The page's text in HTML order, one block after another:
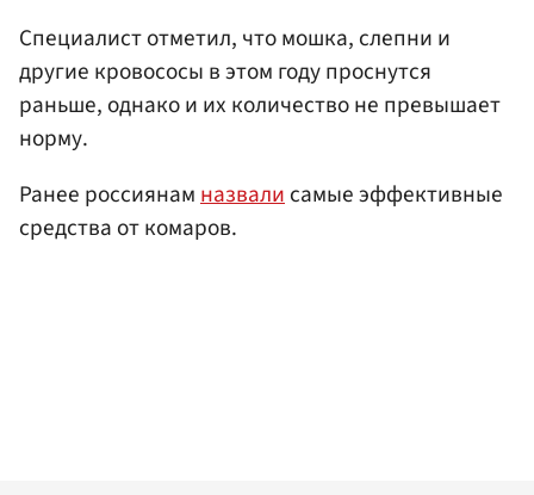
Специалист отметил, что мошка, слепни и
другие кровососы в этом году проснутся
раньше, однако и их количество не превышает
норму.
Ранее россиянамназвалисамые эффективные
средства от комаров.